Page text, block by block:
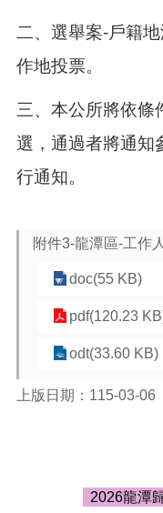
導
覽
政
箱
常
E
n
二、選舉案-戶籍
作地投票。
三、本公所將依條
選，通過者將通知
行通知。
附件3-龍潭區-工作
doc(55 KB)
pdf(120.23
odt(33.60 KB)
上版日期：115-03-06
2026龍潭